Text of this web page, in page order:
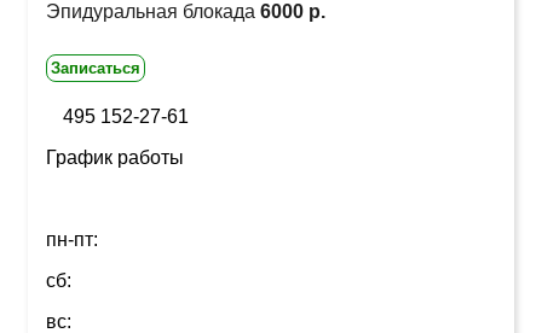
Эпидуральная блокада 6000 р.
Записаться
495 152-27-61
График работы
пн-пт:
сб:
вс: